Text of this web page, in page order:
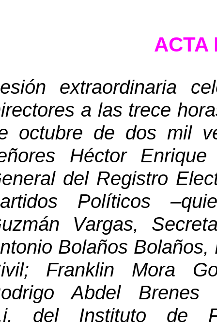
ACTA
extraordinaria
a las trece
octubre de dos mil
Héctor
del Registro
Políticos
Vargas,
Bolaños Bolaños,
Franklin Mora
Abdel Brenes
del Instituto de